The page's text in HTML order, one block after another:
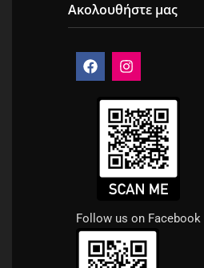
Ακολουθήστε μας
Follow us on Facebook